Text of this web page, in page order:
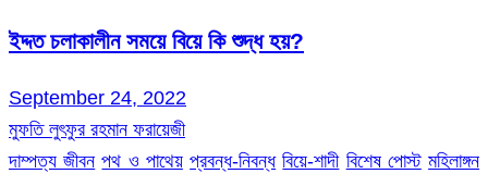
ইদ্দত চলাকালীন সময়ে বিয়ে কি শুদ্ধ হয়?
September 24, 2022
মুফতি লুৎফুর রহমান ফরায়েজী
দাম্পত্য জীবন পথ ও পাথেয় প্রবন্ধ-নিবন্ধ বিয়ে-শাদী বিশেষ পোস্ট মহিলাঙ্গন